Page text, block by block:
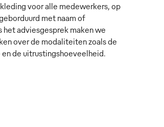
voor alle medewerkers, op
met naam of
het adviesgesprek maken we
over de modaliteiten zoals de
de uitrustingshoeveelheid.